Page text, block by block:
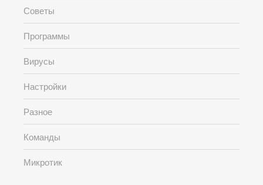
Советы
Программы
Вирусы
Настройки
Разное
Команды
Микротик